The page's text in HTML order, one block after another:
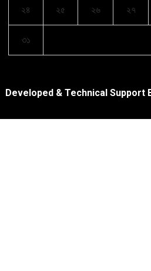
২৪ ২৫ ২৬ ২৭
৩১
Developed & Technical Support